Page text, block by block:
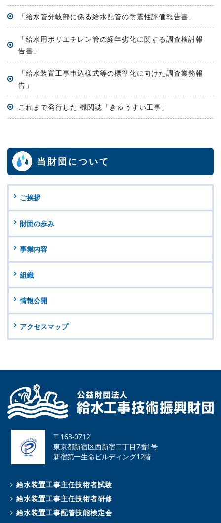
「給水管分岐部に係る給水配管の耐震性評価報告書」
「給水用ポリエチレン管の経年劣化に関する調査検討報
告書」
「給水装置工事申込様式等の標準化に向けた調査業務報
告」
これまで発行した 機関誌「きゅうすい工事」
当財団について
ご挨拶
財団の歩み
事業内容
組織
情報公開
アクセスマップ
〒163-0712
東京都新宿区西新宿二丁目7番1号
新宿第一生命ビルディング12階
給水装置工事主任技術者試験
給水装置工事主任技術者研修
給水装置工事配管技能検定会